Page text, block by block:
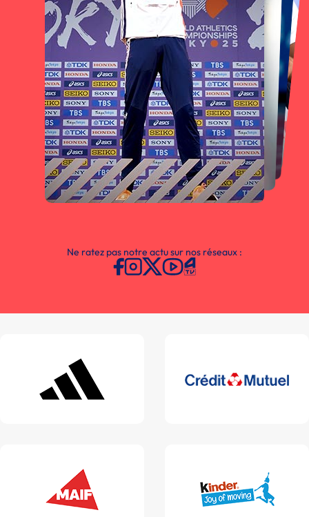
Ne ratez pas notre actu sur nos réseaux :